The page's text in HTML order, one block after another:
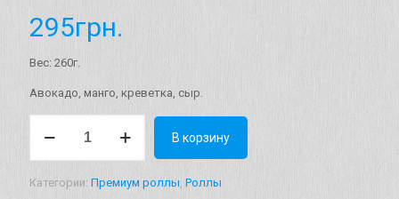
295грн.
Вес: 260г.
Авокадо, манго, креветка, сыр.
товара
Вес:
В корзину
Категории: Премиум роллы, Роллы